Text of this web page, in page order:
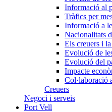
Informació al
Tràfics per
Informació a
Nacionalitats
Els creuers i
Evolució de
Evolució del
Impacte
Col·laboració
Creuers
Negoci i serveis
Port Vell